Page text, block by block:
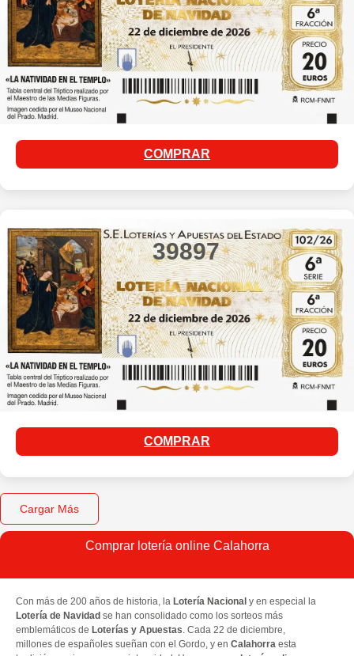
COMPRAR
39897
COMPRAR
Cargar Más
Comprar lotería online Calahorra
Con más de 200 años de historia, la Lotería Nacional y en especial la
Lotería de Navidad se han consolidado como los sorteos más
emblemáticos de Loterías y Apuestas. Cada 22 de diciembre,
millones de españoles sueñan con el Gordo, y en Calahorra esta